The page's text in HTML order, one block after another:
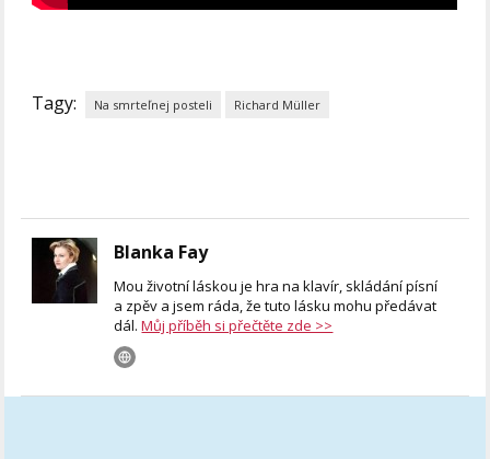
Tagy: Na smrteľnej posteli Richard Müller
Blanka Fay
Mou životní láskou je hra na klavír, skládání písní
a zpěv a jsem ráda, že tuto lásku mohu předávat
dál.Můj příběh si přečtěte zde >>